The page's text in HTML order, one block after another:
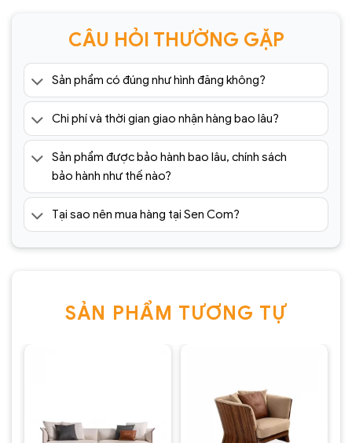
CÂU HỎI THƯỜNG GẶP
Sản phẩm có đúng như hình đăng không?
Chi phí và thời gian giao nhận hàng bao lâu?
Sản phẩm được bảo hành bao lâu, chính sách
bảo hành như thế nào?
Tại sao nên mua hàng tại Sen Com?
SẢN PHẨM TƯƠNG TỰ